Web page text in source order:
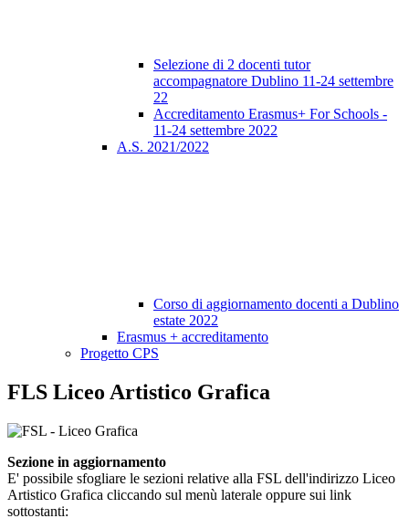
Selezione di 2 docenti tutor
accompagnatore Dublino 11-24 settembre
22
Accreditamento Erasmus+ For Schools -
11-24 settembre 2022
A.S. 2021/2022
Corso di aggiornamento docenti a Dublino
estate 2022
Erasmus + accreditamento
Progetto CPS
FLS Liceo Artistico Grafica
Sezione in aggiornamento
E' possibile sfogliare le sezioni relative alla FSL dell'indirizzo Liceo
Artistico Grafica cliccando sul menù laterale oppure sui link
sottostanti: